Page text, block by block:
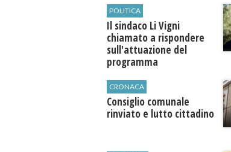
POLITICA
Il sindaco Li Vigni
chiamato a rispondere
sull'attuazione del
programma
CRONACA
Consiglio comunale
rinviato e lutto cittadino